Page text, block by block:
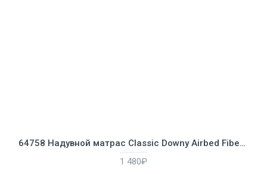
64758 Надувной матрас Classic Downy Airbed Fiber-Tech, 137х191х25см
1 480₽